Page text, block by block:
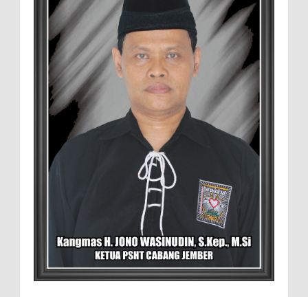
MEMOPOS.co.id, Jem...
Duta GenRe Blora 2026 Siap Untuk
Menjadi Agen Perubahan
BLORA — Rizky Akbar Putra Basyari dari
PIK-R Gemilang SMA Negeri 1 Blora dan
Salsabila Hidayatul Kamilah dari PIK-R Tunas Cahaya
Kecamatan B...
Menko Zulhas Wajibkan Program Makan
Bergizi Gratis Menyerap Bahan Pangan
BLORA - Menteri Koordinator Bidang
Pangan RI Zulkifli Hasan menegaskan bahwa Satuan
Pelayanan Pemenuhan Gizi (SPPG) pelaksana Program